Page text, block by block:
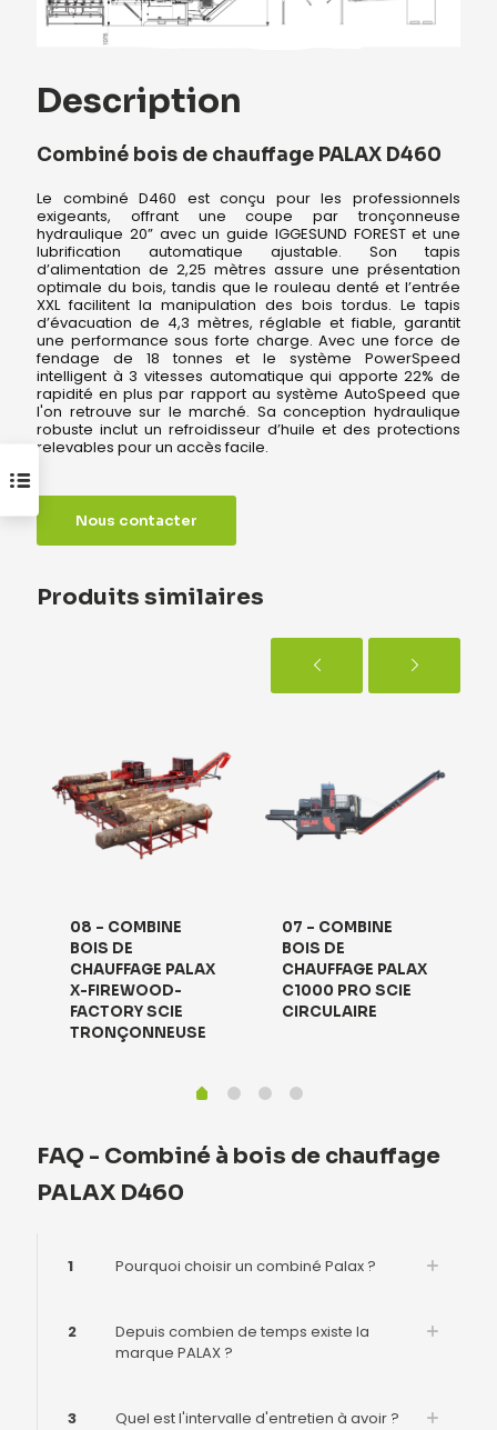
Description
Combiné bois de chauffage PALAX D460
Le combiné D460 est conçu pour les professionnels
exigeants, offrant une coupe par tronçonneuse
hydraulique 20” avec un guide IGGESUND FOREST et une
lubrification automatique ajustable. Son tapis
d’alimentation de 2,25 mètres assure une présentation
optimale du bois, tandis que le rouleau denté et l’entrée
XXL facilitent la manipulation des bois tordus. Le tapis
d’évacuation de 4,3 mètres, réglable et fiable, garantit
une performance sous forte charge. Avec une force de
fendage de 18 tonnes et le système PowerSpeed
intelligent à 3 vitesses automatique qui apporte 22% de
rapidité en plus par rapport au système AutoSpeed que
l'on retrouve sur le marché. Sa conception hydraulique
robuste inclut un refroidisseur d’huile et des protections
relevables pour un accès facile.
Nous contacter
Produits similaires
08 – COMBINE
BOIS DE
CHAUFFAGE PALAX
X-FIREWOOD-
FACTORY SCIE
TRONÇONNEUSE
07 – COMBINE
BOIS DE
CHAUFFAGE PALAX
C1000 PRO SCIE
CIRCULAIRE
FAQ - Combiné à bois de chauffage
PALAX D460
1 Pourquoi choisir un combiné Palax ?
2
Depuis combien de temps existe la
marque PALAX ?
3 Quel est l'intervalle d'entretien à avoir ?